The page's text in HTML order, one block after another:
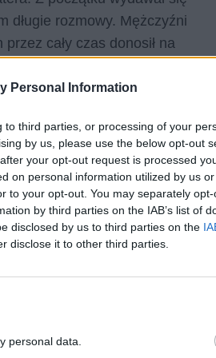
Personal Information
third parties, or processing of your
by us, please use the below opt-out
your opt-out request is processed
on personal information utilized by us
to your opt-out. You may separately
by third parties on the IAB’s list of
disclosed by us to third parties on the
disclose it to other third parties.
personal data.
długie rozmowy. Mężczyźni
cały czas donosił na
drogę duchownego po
ten epizod swojego życia.
tak ciężkich robót, więc
starszy więzień pomaga mu
na rzekome szpiegostwo na
jednak poza obozem